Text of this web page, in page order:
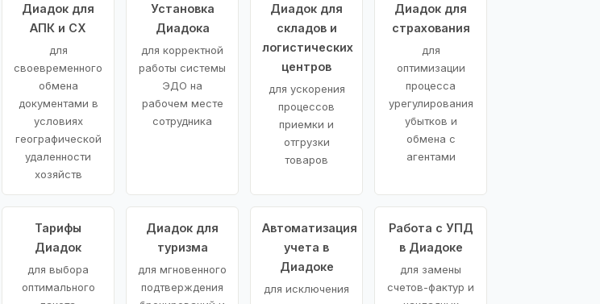
Диадок для
АПК и СХ
для
своевременного
обмена
документами в
условиях
географической
удаленности
хозяйств
Установка
Диадока
для корректной
работы системы
ЭДО на
рабочем месте
сотрудника
Диадок для
складов и
логистических
центров
для ускорения
процессов
приемки и
отгрузки
товаров
Диадок для
страхования
для
оптимизации
процесса
урегулирования
убытков и
обмена с
агентами
Тарифы
Диадок
для выбора
оптимального
Диадок для
туризма
для мгновенного
подтверждения
Автоматизация
учета в
Диадоке
для исключения
Работа с УПД
в Диадоке
для замены
счетов-фактур и